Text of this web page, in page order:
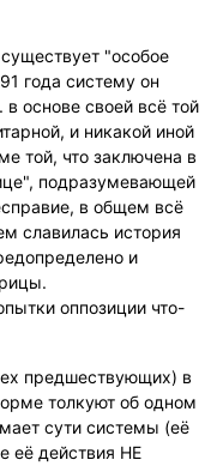
"особое
года систему он
в основе своей всё той
и никакой иной
той, что заключена в
подразумевающей
в общем всё
славилась история
и
оппозиции что-
предшествующих) в
толкуют об одном
сути системы (её
её действия НЕ